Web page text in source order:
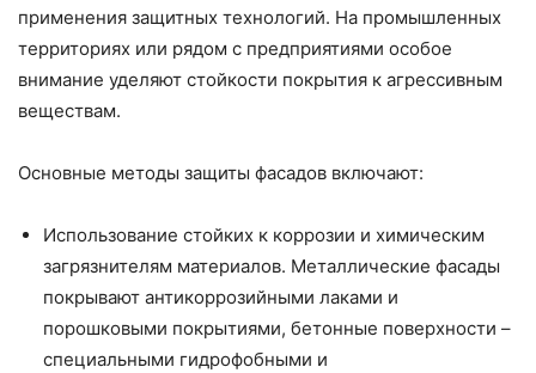
применения защитных технологий. На промышленных
территориях или рядом с предприятиями особое
внимание уделяют стойкости покрытия к агрессивным
веществам.
Основные методы защиты фасадов включают:
Использование стойких к коррозии и химическим
загрязнителям материалов. Металлические фасады
покрывают антикоррозийными лаками и
порошковыми покрытиями, бетонные поверхности –
специальными гидрофобными и